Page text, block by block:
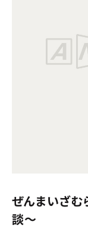
ぜんまいざむ
談〜